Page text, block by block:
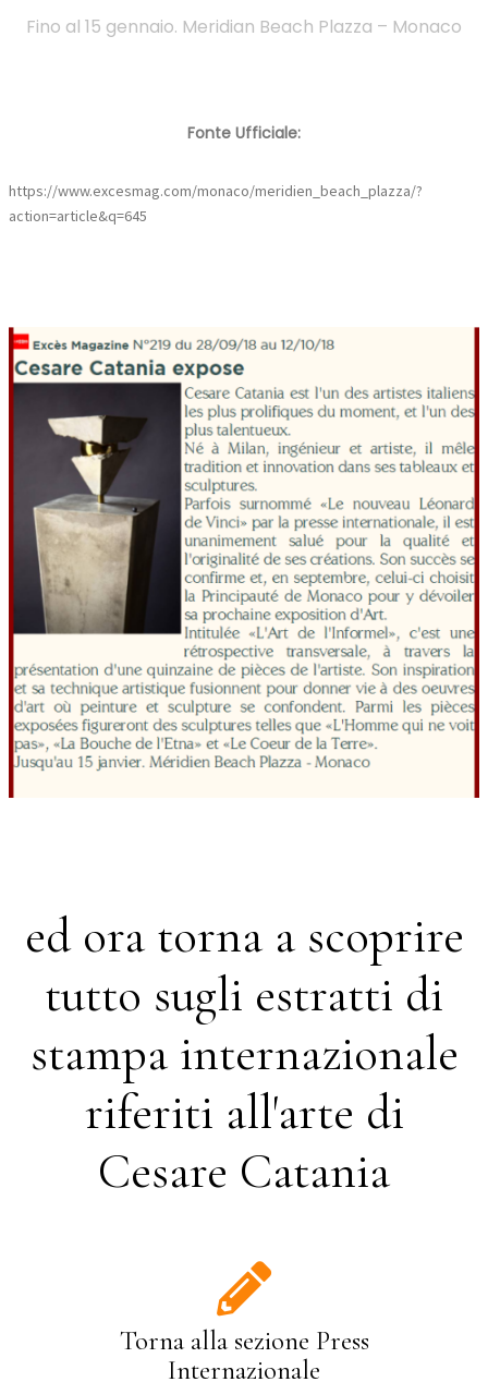
Fino al 15 gennaio. Meridian Beach Plazza – Monaco
Fonte Ufficiale:
https://www.excesmag.com/monaco/meridien_beach_plazza/?
action=article&q=645
ed ora torna a scoprire
tutto sugli estratti di
stampa internazionale
riferiti all'arte di
Cesare Catania
Torna alla sezione Press
Internazionale